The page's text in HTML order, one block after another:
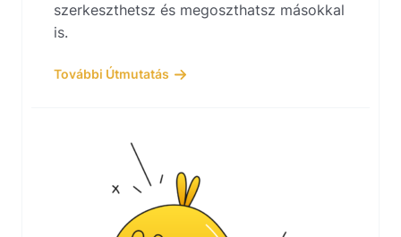
szerkeszthetsz és megoszthatsz másokkal
is.
További Útmutatás